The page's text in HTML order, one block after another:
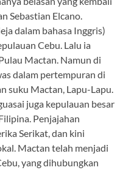
Sebastian Elcano.
dalam bahasa Inggris)
Cebu. Lalu ia
Mactan. Namun di
dalam pertempuran di
suku Mactan, Lapu-Lapu.
juga kepulauan besar
Penjajahan
Serikat, dan kini
Mactan telah menjadi
yang dihubungkan